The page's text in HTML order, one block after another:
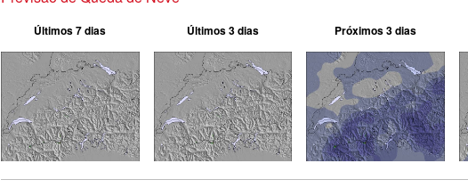
Últimos 7 dias Últimos 3 dias Próximos 3 dias